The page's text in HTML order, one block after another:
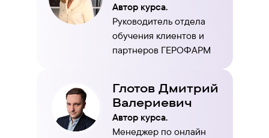
Автор курса.
Руководитель отдела
обучения клиентов и
партнеров ГЕРОФАРМ
Глотов Дмитрий
Валериевич
Автор курса.
Менеджер по онлайн